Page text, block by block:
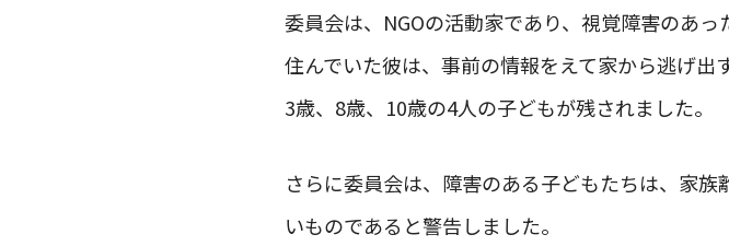
委員会は、NGOの活動家であり、視覚障害のあ
住んでいた彼は、事前の情報をえて家から逃げ出
3歳、8歳、10歳の4人の子どもが残されました。
さらに委員会は、障害のある子どもたちは、家
いものであると警告しました。